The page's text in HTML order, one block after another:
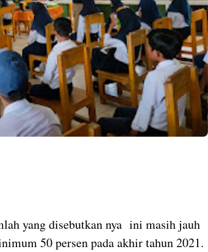
yang disebutkan nya ini masih jauh
50 persen pada akhir tahun 2021.